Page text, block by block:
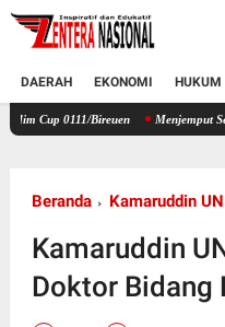
DAERAH EKONOMI HUKUM
Bireuen Menjemput Semangat
Beranda Kamaruddin
Kamaruddin
Doktor Bidang